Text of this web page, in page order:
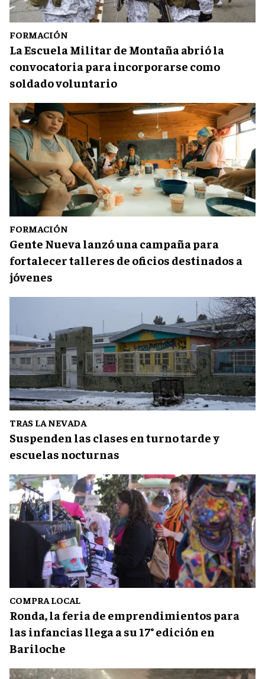
FORMACIÓN
La Escuela Militar de Montaña abrió la
convocatoria para incorporarse como
soldado voluntario
FORMACIÓN
Gente Nueva lanzó una campaña para
fortalecer talleres de oficios destinados a
jóvenes
TRAS LA NEVADA
Suspenden las clases en turno tarde y
escuelas nocturnas
COMPRA LOCAL
Ronda, la feria de emprendimientos para
las infancias llega a su 17° edición en
Bariloche